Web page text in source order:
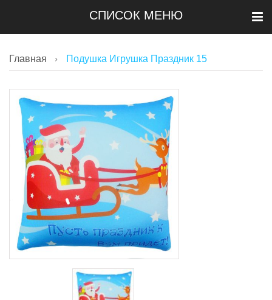
СПИСОК МЕНЮ
Главная Подушка Игрушка Праздник 15